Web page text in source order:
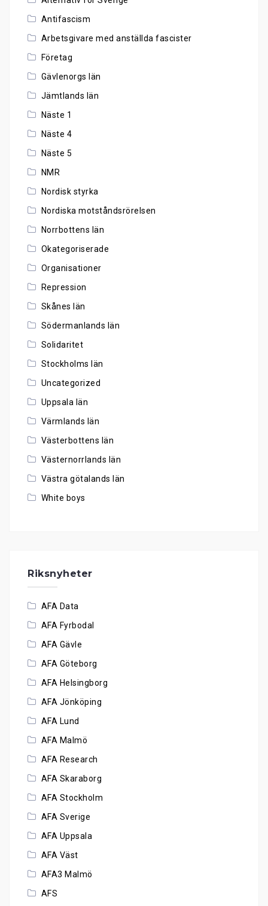
Antifascism
Arbetsgivare med anställda fascister
Företag
Gävlenorgs län
Jämtlands län
Näste 1
Näste 4
Näste 5
NMR
Nordisk styrka
Nordiska motståndsrörelsen
Norrbottens län
Okategoriserade
Organisationer
Repression
Skånes län
Södermanlands län
Solidaritet
Stockholms län
Uncategorized
Uppsala län
Värmlands län
Västerbottens län
Västernorrlands län
Västra götalands län
White boys
Riksnyheter
AFA Data
AFA Fyrbodal
AFA Gävle
AFA Göteborg
AFA Helsingborg
AFA Jönköping
AFA Lund
AFA Malmö
AFA Research
AFA Skaraborg
AFA Stockholm
AFA Sverige
AFA Uppsala
AFA Väst
AFA3 Malmö
AFS